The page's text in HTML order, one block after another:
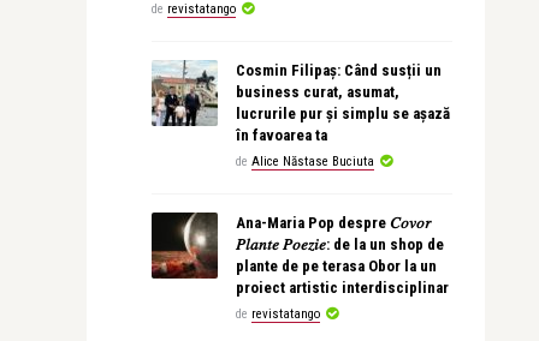
de revistatango
Cosmin Filipaș: Când susții un
business curat, asumat,
lucrurile pur și simplu se așază
în favoarea ta
de Alice Năstase Buciuta
Ana-Maria Pop despre 𝐶𝑜𝑣𝑜𝑟
𝑃𝑙𝑎𝑛𝑡𝑒 𝑃𝑜𝑒𝑧𝑖𝑒: de la un shop de
plante de pe terasa Obor la un
proiect artistic interdisciplinar
de revistatango